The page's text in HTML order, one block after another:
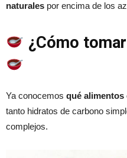
naturales por encima de los
¿Cómo
Ya conocemos qué
tanto hidratos de carbono
complejos.